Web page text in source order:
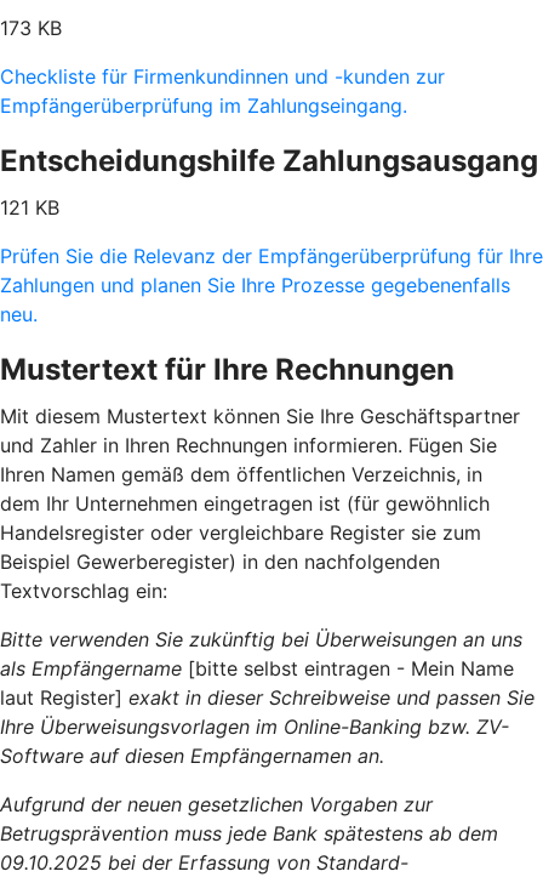
173 KB
Checkliste für Firmenkundinnen und -kunden zur
Empfängerüberprüfung im Zahlungseingang.
Entscheidungshilfe Zahlungsausgang
121 KB
Prüfen Sie die Relevanz der Empfängerüberprüfung für Ihre
Zahlungen und planen Sie Ihre Prozesse gegebenenfalls
neu.
Mustertext für Ihre Rechnungen
Mit diesem Mustertext können Sie Ihre Geschäftspartner
und Zahler in Ihren Rechnungen informieren. Fügen Sie
Ihren Namen gemäß dem öffentlichen Verzeichnis, in
dem Ihr Unternehmen eingetragen ist (für gewöhnlich
Handelsregister oder vergleichbare Register sie zum
Beispiel Gewerberegister) in den nachfolgenden
Textvorschlag ein:
Bitte verwenden Sie zukünftig bei Überweisungen an uns
als Empfängername [bitte selbst eintragen - Mein Name
laut Register] exakt in dieser Schreibweise und passen Sie
Ihre Überweisungsvorlagen im Online-Banking bzw. ZV-
Software auf diesen Empfängernamen an.
Aufgrund der neuen gesetzlichen Vorgaben zur
Betrugsprävention muss jede Bank spätestens ab dem
09.10.2025 bei der Erfassung von Standard-